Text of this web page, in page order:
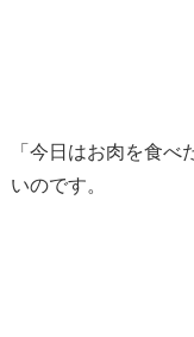
「今日はお肉を食
いのです。